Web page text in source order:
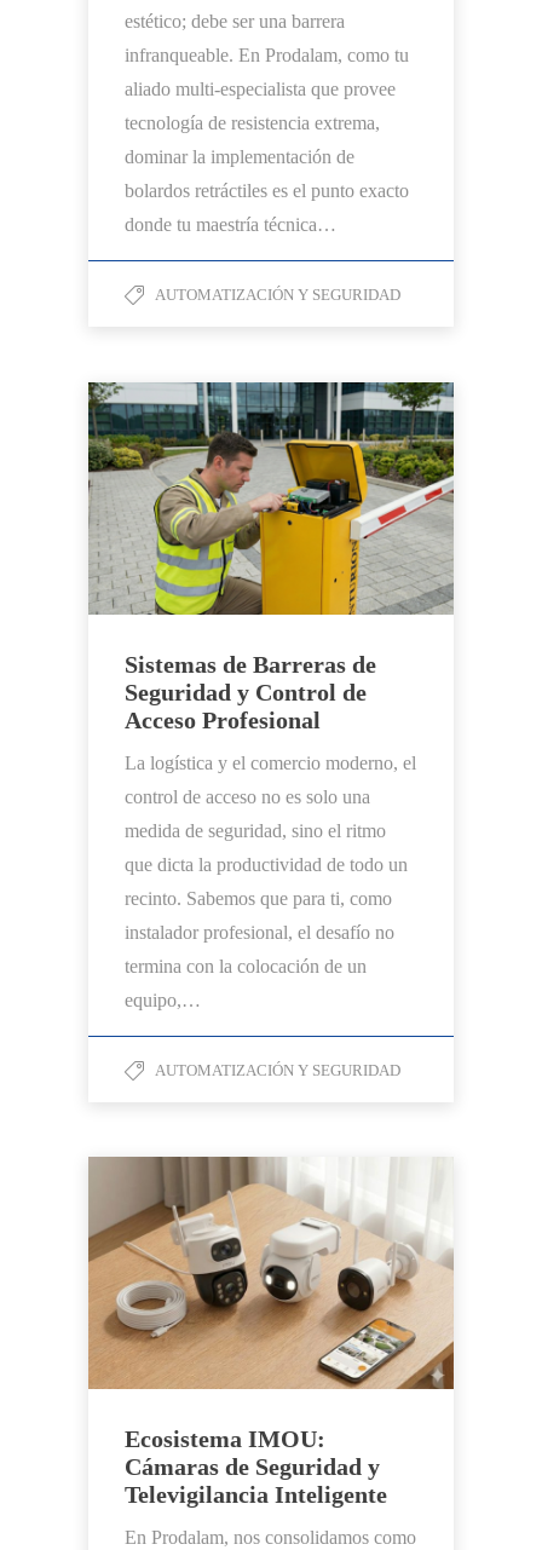
estético; debe ser una barrera
infranqueable. En Prodalam, como tu
aliado multi-especialista que provee
tecnología de resistencia extrema,
dominar la implementación de
bolardos retráctiles es el punto exacto
donde tu maestría técnica…
AUTOMATIZACIÓN Y SEGURIDAD
Sistemas de Barreras de
Seguridad y Control de
Acceso Profesional
La logística y el comercio moderno, el
control de acceso no es solo una
medida de seguridad, sino el ritmo
que dicta la productividad de todo un
recinto. Sabemos que para ti, como
instalador profesional, el desafío no
termina con la colocación de un
equipo,…
AUTOMATIZACIÓN Y SEGURIDAD
Ecosistema IMOU:
Cámaras de Seguridad y
Televigilancia Inteligente
En Prodalam, nos consolidamos como